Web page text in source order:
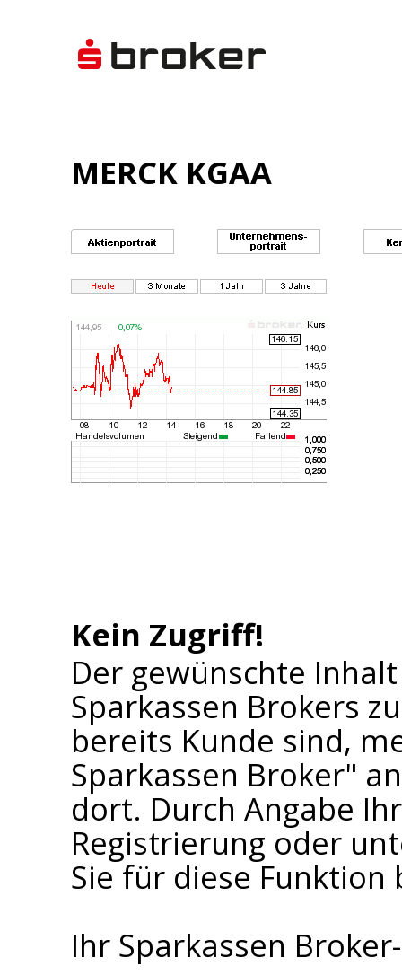
MERCK KGAA
Kein Zugriff!
Der gewünschte
Sparkassen Brokers
bereits Kunde sind,
Sparkassen Broker"
dort. Durch Angabe
Registrierung oder
Sie für diese Funktion
Ihr Sparkassen